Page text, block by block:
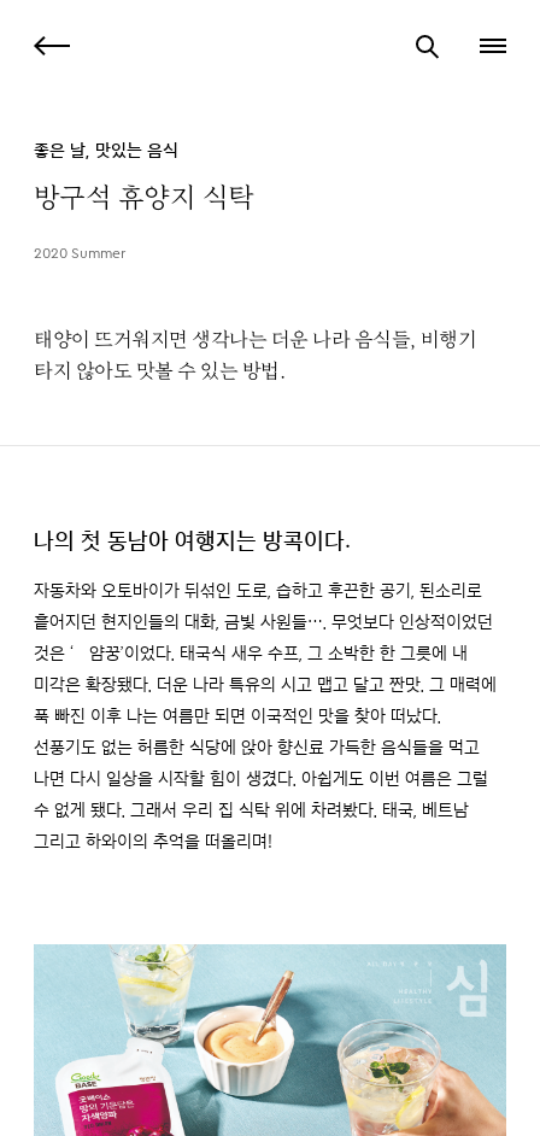
좋은 날, 맛있는 음식
방구석 휴양지 식탁
2020 Summer
태양이 뜨거워지면 생각나는 더운 나라 음식들, 비행기
타지 않아도 맛볼 수 있는 방법.
나의 첫 동남아 여행지는 방콕이다.
자동차와 오토바이가 뒤섞인 도로, 습하고 후끈한 공기, 된소리로
흩어지던 현지인들의 대화, 금빛 사원들…. 무엇보다 인상적이었던
것은 ‘똠얌꿍’이었다. 태국식 새우 수프, 그 소박한 한 그릇에 내
미각은 확장됐다. 더운 나라 특유의 시고 맵고 달고 짠맛. 그 매력에
푹 빠진 이후 나는 여름만 되면 이국적인 맛을 찾아 떠났다.
선풍기도 없는 허름한 식당에 앉아 향신료 가득한 음식들을 먹고
나면 다시 일상을 시작할 힘이 생겼다. 아쉽게도 이번 여름은 그럴
수 없게 됐다. 그래서 우리 집 식탁 위에 차려봤다. 태국, 베트남
그리고 하와이의 추억을 떠올리며!